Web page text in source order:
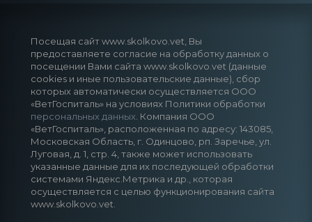
Посещая сайт www.skolkovo.vet, Вы
предоставляете согласие на обработку данных о
посещении Вами сайта www.skolkovo.vet (данные
cookies и иные пользовательские данные), сбор
которых автоматически осуществляется ООО
«ВетГоспиталь» на условиях Политики обработки
персональных данных . Компания ООО
«ВетГоспиталь», расположенная по адресу: 143085,
Московская Область, г. Одинцово, рп. Заречье, ул.
Луговая, д. 1, стр. 4, также может использовать
указанные данные для их последующей обработки
системами Яндекс.Метрика и др., которая
осуществляется с целью функционирования сайта
www.skolkovo.vet.